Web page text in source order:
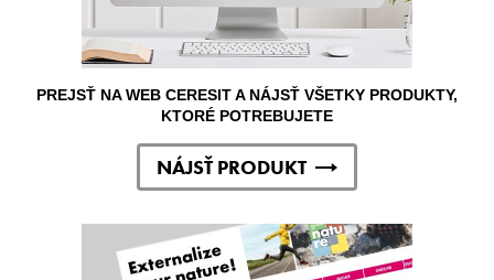
PREJSŤ NA WEB CERESIT A NÁJSŤ VŠETKY PRODUKTY,
KTORÉ POTREBUJETE
NÁJSŤ PRODUKT